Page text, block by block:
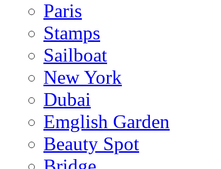
Paris
Stamps
Sailboat
New York
Dubai
Emglish Garden
Beauty Spot